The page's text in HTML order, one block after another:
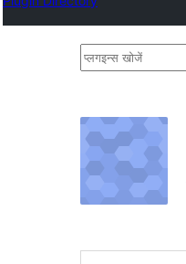
प्लगइन्स